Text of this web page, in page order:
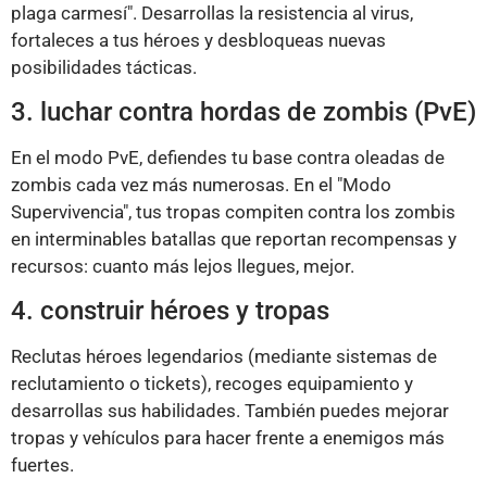
plaga carmesí". Desarrollas la resistencia al virus,
fortaleces a tus héroes y desbloqueas nuevas
posibilidades tácticas.
3. luchar contra hordas de zombis (PvE)
En el modo PvE, defiendes tu base contra oleadas de
zombis cada vez más numerosas. En el "Modo
Supervivencia", tus tropas compiten contra los zombis
en interminables batallas que reportan recompensas y
recursos: cuanto más lejos llegues, mejor.
4. construir héroes y tropas
Reclutas héroes legendarios (mediante sistemas de
reclutamiento o tickets), recoges equipamiento y
desarrollas sus habilidades. También puedes mejorar
tropas y vehículos para hacer frente a enemigos más
fuertes.